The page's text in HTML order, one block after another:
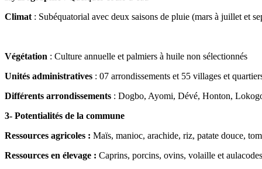
Climat : Subéquatorial avec deux saisons de pluie (mars à juillet et
Végétation : Culture annuelle et palmiers à huile non sélectionnés
Unités administratives : 07 arrondissements et 55 villages et
Différents arrondissements : Dogbo, Ayomi, Dévé, Honton,
3- Potentialités de la commune
Ressources agricoles : Maïs, manioc, arachide, riz, patate douce,
Ressources en élevage : Caprins, porcins, ovins, volaille et aulacodes